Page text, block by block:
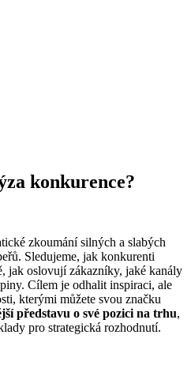
konkurence?
zkoumání silných a slabých
Sledujeme, jak konkurenti
jak oslovují zákazníky, jaké kanály
Cílem je odhalit inspiraci, ale
kterými můžete svou značku
představu o své pozici na trhu,
pro strategická rozhodnutí.